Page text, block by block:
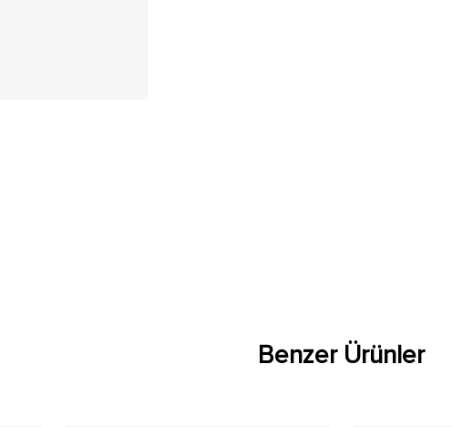
Benzer Ürünler